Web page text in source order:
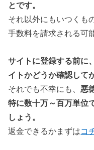
とです。
それ以外にもいつくも
手数料を請求される可
サイトに登録する前に
イトかどうか確認して
それでも不幸にも、 悪
特に数十万～百万単位
しょう。
返金できるかまずはコ